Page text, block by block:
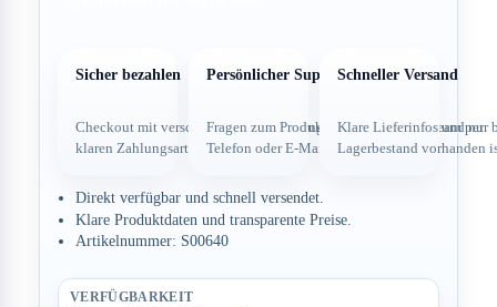
Sicher bezahlen
Checkout mit verschlüsselter Verbindung und
klaren Zahlungsarten.
Persönlicher Support
Fragen zum Produkt direkt über dein Team per
Telefon oder E-Mail.
Schneller Versand
Klare Lieferinfos und nur
Lagerbestand vorhanden
Direkt verfügbar und schnell versendet.
Klare Produktdaten und transparente Preise.
Artikelnummer: S00640
VERFÜGBARKEIT